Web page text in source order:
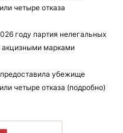
четыре отказа
году партия нелегальных
акцизными марками
убежище
четыре отказа (подробно)